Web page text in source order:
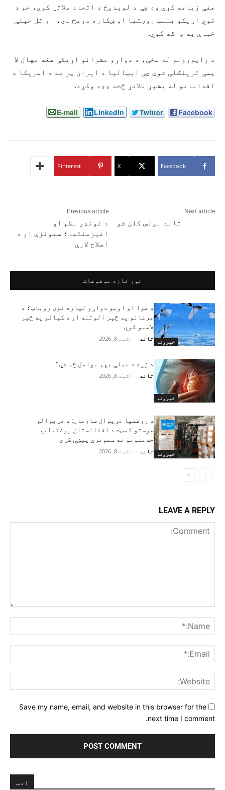
هغې زیاته کړې وه چې د لوېدیځ د اتحاد ملاتړ کوي، خو د
قوي اړیکو بنسټ روڼتیا او ښکاره دریځ دی، او تل خپلې
خبرې په ډاګه کوي.
د راپورونو له مخې، د دواړو مشرانو اړیکې هغه مهال لا
پسې ترینګلې شوې چې ایټالیا د ایران پر ضد د امریکا د
اقداماتو له بشپړ ملاتړ څخه ډډه وکړه.
Facebook
Twitter
LinkedIn
E-mail
Facebook
X
Pinterest
Previous article
د غونډو نظم او
اغېزمنتیا؛ ستونزې او د
اصلاح لارې
Next article
تاند نولس کلن شو
نور تازه موضوعات
خبرونه
د هوا او اوبو دواړو لپاره نوی روباټ؛ د
مرغانو په څېر الوتنه او د کبانو په څېر
لامبو کوي
تاند - اګست 8, 2026
خبرونه
د زړه د حملې مهم عوامل څه دي؟
تاند - اګست 8, 2026
خبرونه
د روغتیا نړیوال سازمان: د نړیوالو
مرستو کمښت د افغانستان روغتیايي
خدمتونو ته ستونزې پېښې کړي
تاند - اګست 8, 2026
LEAVE A REPLY
Save my name, email, and website in this browser for the
next time I comment.
ادب